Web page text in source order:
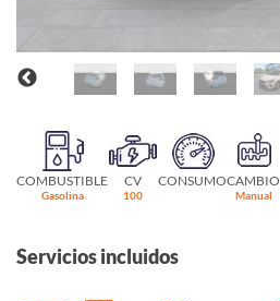
COMBUSTIBLE
Gasolina
CV
100
CONSUMOCAMBIO
Manual
Servicios incluidos